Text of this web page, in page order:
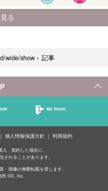
wide/show › 記事
My Room
個人情報保護方針 利用規約
、契約した場合に、
されることがあります。
・画像の無断転載を禁じます。
IID, Inc.